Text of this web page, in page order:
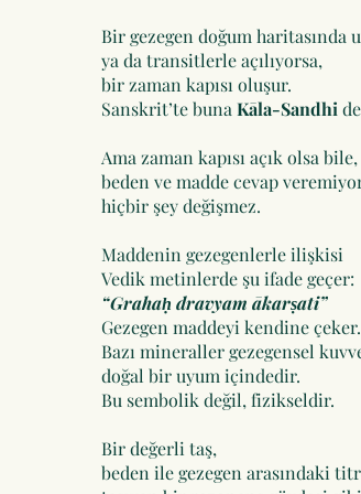
Bir gezegen doğum haritasında
ya da transitlerle açılıyorsa,
bir zaman kapısı oluşur.
Sanskrit’te buna Kāla-Sandhi
Ama zaman kapısı açık olsa bile,
beden ve madde cevap
hiçbir şey değişmez.
Maddenin gezegenlerle ilişkisi
Vedik metinlerde şu ifade geçer:
“Grahaḥ dravyam ākarṣati”
Gezegen maddeyi kendine çeker.
Bazı mineraller gezegensel
doğal bir uyum içindedir.
Bu sembolik değil, fizikseldir.
Bir değerli taş,
beden ile gezegen arasındaki